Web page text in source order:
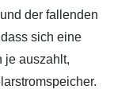
der fallenden
sich eine
je auszahlt,